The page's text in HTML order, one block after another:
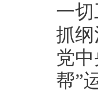
一
抓
党
帮”